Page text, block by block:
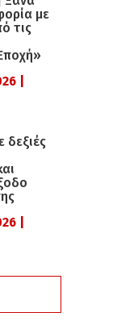
με
τις
|
δεξιές
|